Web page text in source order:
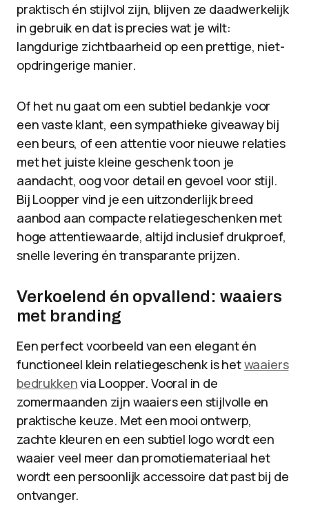
praktisch én stijlvol zijn, blijven ze daadwerkelijk
in gebruik en dat is precies wat je wilt:
langdurige zichtbaarheid op een prettige, niet-
opdringerige manier.
Of het nu gaat om een subtiel bedankje voor
een vaste klant, een sympathieke giveaway bij
een beurs, of een attentie voor nieuwe relaties
met het juiste kleine geschenk toon je
aandacht, oog voor detail en gevoel voor stijl.
Bij Loopper vind je een uitzonderlijk breed
aanbod aan compacte relatiegeschenken met
hoge attentiewaarde, altijd inclusief drukproef,
snelle levering én transparante prijzen.
Verkoelend én opvallend: waaiers
met branding
Een perfect voorbeeld van een elegant én
functioneel klein relatiegeschenk is hetwaaiers
bedrukkenvia Loopper. Vooral in de
zomermaanden zijn waaiers een stijlvolle en
praktische keuze. Met een mooi ontwerp,
zachte kleuren en een subtiel logo wordt een
waaier veel meer dan promotiemateriaal het
wordt een persoonlijk accessoire dat past bij de
ontvanger.